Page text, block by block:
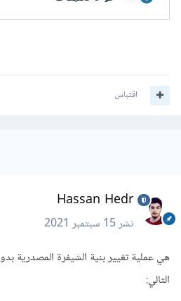
اقتباس
Hassan Hedr
نشر15 سبتمبر 2021
هي عملية تغيير بنية الشيفرة المصدرية
التالي: